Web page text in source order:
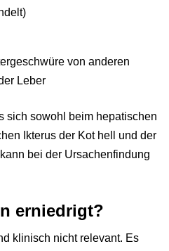
von anderen
Leber
sich sowohl beim hepatischen
Ikterus der Kot hell und der
bei der Ursachenfindung
erniedrigt?
klinisch nicht relevant. Es